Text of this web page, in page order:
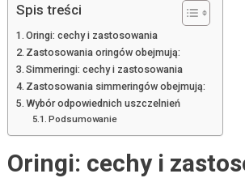
Spis treści
Oringi: cechy i zastosowania
Zastosowania oringów obejmują:
Simmeringi: cechy i zastosowania
Zastosowania simmeringów obejmują:
Wybór odpowiednich uszczelnień
Podsumowanie
Oringi: cechy i